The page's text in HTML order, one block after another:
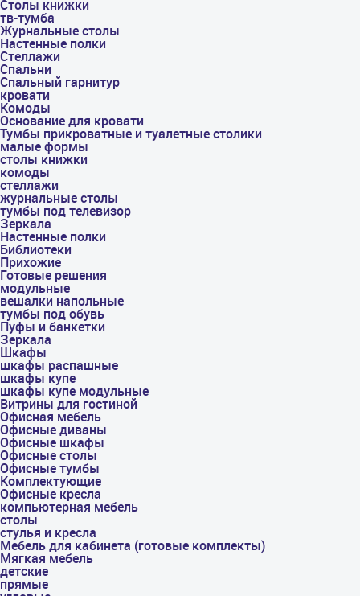
Столы книжки
тв-тумба
Журнальные столы
Настенные полки
Стеллажи
Спальни
Спальный гарнитур
кровати
Комоды
Основание для кровати
Тумбы прикроватные и туалетные столики
малые формы
столы книжки
комоды
стеллажи
журнальные столы
тумбы под телевизор
Зеркала
Настенные полки
Библиотеки
Прихожие
Готовые решения
модульные
вешалки напольные
тумбы под обувь
Пуфы и банкетки
Зеркала
Шкафы
шкафы распашные
шкафы купе
шкафы купе модульные
Витрины для гостиной
Офисная мебель
Офисные диваны
Офисные шкафы
Офисные столы
Офисные тумбы
Комплектующие
Офисные кресла
компьютерная мебель
столы
стулья и кресла
Мебель для кабинета (готовые комплекты)
Мягкая мебель
детские
прямые